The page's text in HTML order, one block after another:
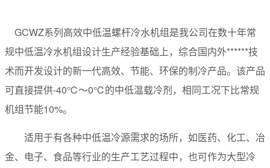
GCWZ系列高效中低温螺杆冷水机组是我公司在数十年常
规中低温冷水机组设计生产经验基础上，综合国内外******技
术而开发设计的新一代高效、节能、环保的制冷产品。该产品
可直接提供-40℃～0℃的中低温载冷剂，相同工况下比常规
机组节能10%。
适用于有各种中低温冷源需求的场所，如医药、化工、冶
金、电子、食品等行业的生产工艺过程中，也可作为大型冷